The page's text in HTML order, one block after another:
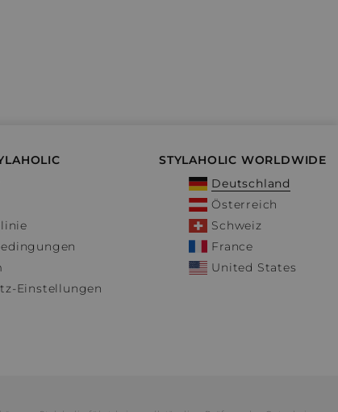
Einstellungen
STYLAHOLIC WORLDWIDE
Deutschland
Österreich
Schweiz
France
United States